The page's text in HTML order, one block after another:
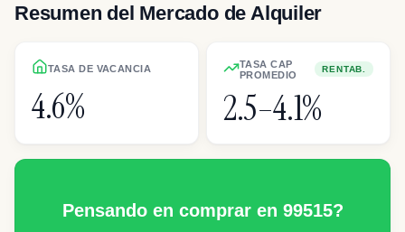
Resumen del Mercado de Alquiler
TASA DE VACANCIA
4.6%
TASA CAP
PROMEDIO
RENTAB.
2.5–4.1%
Pensando en comprar en 99515?